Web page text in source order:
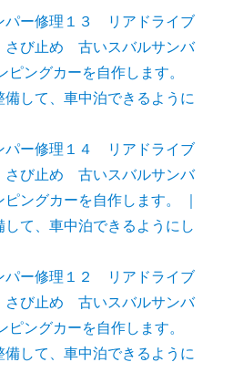
パー修理１３ リアドライブ
さび止め 古いスバルサンバ
ピングカーを自作します。
備して、車中泊できるように
パー修理１４ リアドライブ
さび止め 古いスバルサンバ
ングカーを自作します。 ｜
て、車中泊できるようにし
パー修理１２ リアドライブ
さび止め 古いスバルサンバ
ピングカーを自作します。
備して、車中泊できるように